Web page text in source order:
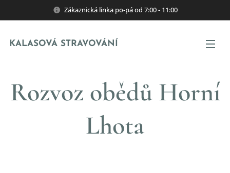
Zákaznická linka po-pá od 7:00 - 11:00
KALASOVÁ STRAVOVÁNÍ
Rozvoz obědů Horní
Lhota